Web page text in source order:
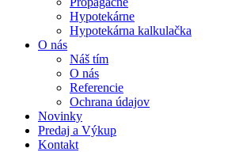
Hypotekárne
Hypotekárna kalkulačka
O nás
Náš tím
O nás
Referencie
Ochrana údajov
Novinky
Predaj a Výkup
Kontakt